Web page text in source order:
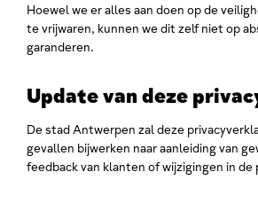
Hoewel we er alles aan doen op de
te vrijwaren, kunnen we dit zelf niet op
garanderen.
Update van deze
De stad Antwerpen zal deze
gevallen bijwerken naar aanleiding van
feedback van klanten of wijzigingen in de